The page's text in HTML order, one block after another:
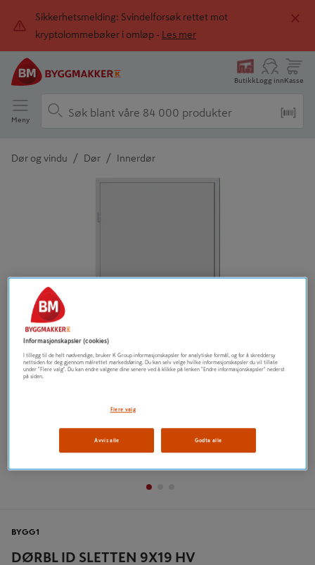
Sikkerhetsmelding: Svindelforsøk rettet mot
kryptolommebøker i omløp -
Les mer
ButikkLogg innKasse
Meny
Dør og vindu / Dør / Innerdør
Detaljert beskrivelse finnes i produktbeskrivelsen
Tidligere
DØRBL ID SLETTEN 9X19 HV
BYGG1
Informasjonskapsler (cookies)
I tillegg til de helt nødvendige, bruker K Group informasjonskapsler for analytiske formål, og for å skreddersy
nettsiden for deg gjennom målrettet markedsføring. Du kan selv velge hvilke informasjonskapsler du vil tillate
under "Flere valg". Du kan endre valgene dine senere ved å klikke på lenken "Endre informasjonskapsler" nederst
på siden.
Flere valg
Avvis alle Godta alle